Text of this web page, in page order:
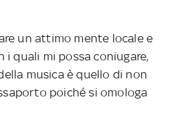
un attimo mente locale e
i quali mi possa coniugare,
musica è quello di non
poiché si omologa